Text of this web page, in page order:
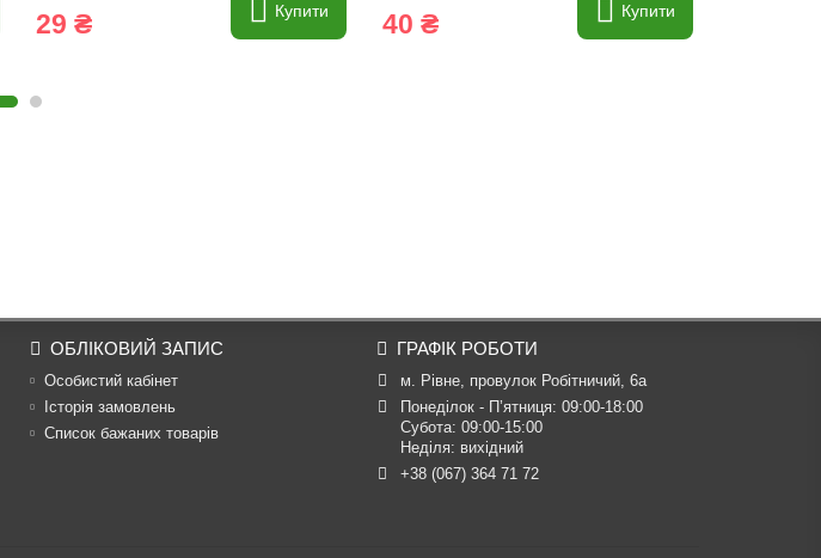
29 ₴ Купити 40 ₴ Купити
ОБЛІКОВИЙ ЗАПИС
Особистий кабінет
Історія замовлень
Список бажаних товарів
ГРАФІК РОБОТИ
м. Рівне, провулок Робітничий, 6а
Понеділок - П’ятниця: 09:00-18:00
Субота: 09:00-15:00
Неділя: вихідний
+38 (067) 364 71 72